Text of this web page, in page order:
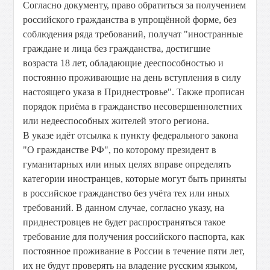
Согласно документу, право обратиться за получением
российского гражданства в упрощённой форме, без
соблюдения ряда требований, получат "иностранные
граждане и лица без гражданства, достигшие
возраста 18 лет, обладающие дееспособностью и
постоянно проживающие на день вступления в силу
настоящего указа в Приднестровье". Также прописан
порядок приёма в гражданство несовершеннолетних
или недееспособных жителей этого региона.
В указе идёт отсылка к пункту федерального закона
"О гражданстве РФ", по которому президент в
гуманитарных или иных целях вправе определять
категории иностранцев, которые могут быть приняты
в российское гражданство без учёта тех или иных
требований. В данном случае, согласно указу, на
приднестровцев не будет распространяться такое
требование для получения российского паспорта, как
постоянное проживание в России в течение пяти лет,
их не будут проверять на владение русским языком,